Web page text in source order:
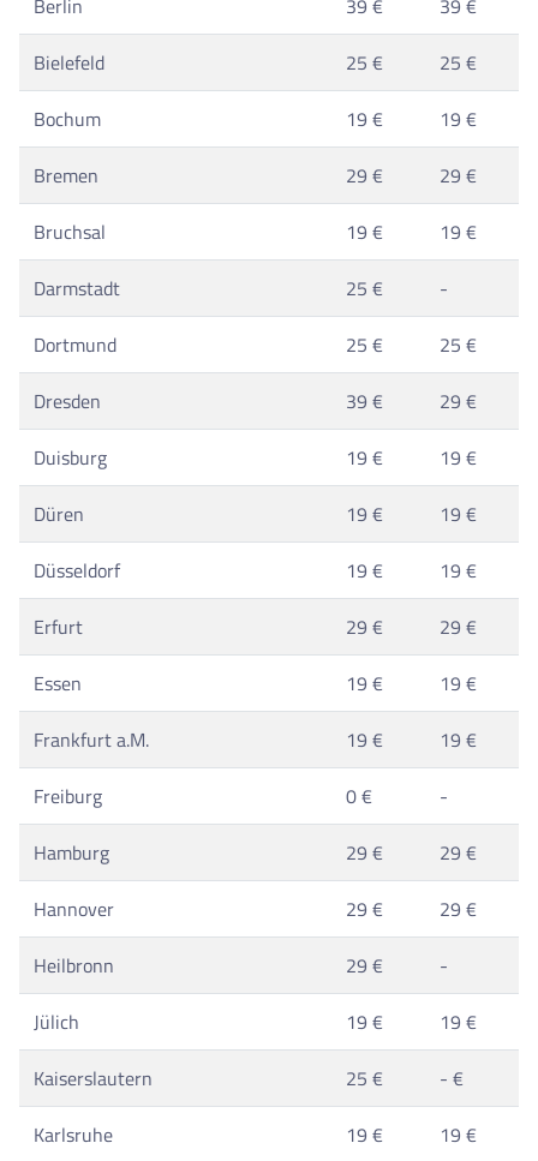
Berlin
39 €
39 €
Bielefeld
25 €
25 €
Bochum
19 €
19 €
Bremen
29 €
29 €
Bruchsal
19 €
19 €
Darmstadt
25 €
-
Dortmund
25 €
25 €
Dresden
39 €
29 €
Duisburg
19 €
19 €
Düren
19 €
19 €
Düsseldorf
19 €
19 €
Erfurt
29 €
29 €
Essen
19 €
19 €
Frankfurt a.M.
19 €
19 €
Freiburg
0 €
-
Hamburg
29 €
29 €
Hannover
29 €
29 €
Heilbronn
29 €
-
Jülich
19 €
19 €
Kaiserslautern
25 €
- €
Karlsruhe
19 € 19 €